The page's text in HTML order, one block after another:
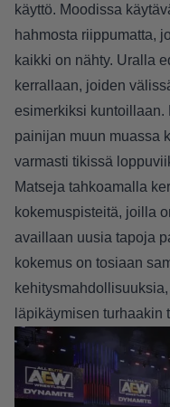
käyttö. Moodissa
hahmosta riippumatta,
kaikki on nähty. Uralla
kerrallaan, joiden
esimerkiksi kuntoillaan.
painijan muun muassa
varmasti tikissä
Matseja tahkoamalla
kokemuspisteitä, joilla
availlaan uusia tapoja
kokemus on tosiaan
läpikäymisen turhaakin